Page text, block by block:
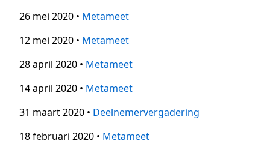
26 mei 2020 • Metameet
12 mei 2020 • Metameet
28 april 2020 • Metameet
14 april 2020 • Metameet
31 maart 2020 • Deelnemervergadering
18 februari 2020 • Metameet